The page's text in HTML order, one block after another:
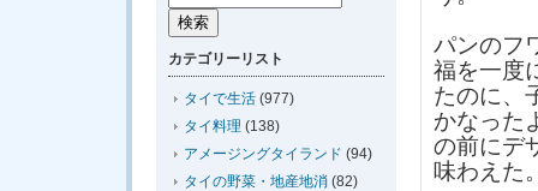
パンのフ
福を一度
たのに、
かなった
の前にデ
味わえた
カテゴリーリスト
タイで生活 (977)
タイ料理 (138)
アメージングタイランド (94)
タイの野菜・地産地消 (82)